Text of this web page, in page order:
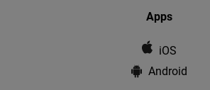
Apps
iOS
Android